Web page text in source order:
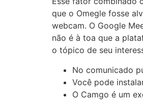
que o Omegle fosse
webcam. O Google
não é à toa que a
o tópico de seu
No comunicado
Você pode
O Camgo é um